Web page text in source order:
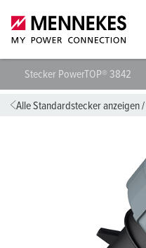
Stecker PowerTOP® 3842
Alle Standardstecker anzeigen/